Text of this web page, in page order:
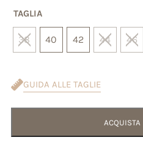
TAGLIA
38 40 42 44 46
GUIDA ALLE TAGLIE
ACQUISTA